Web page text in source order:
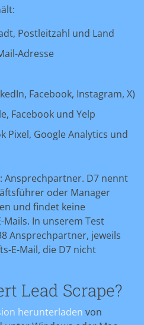
Postleitzahl und Land
Adresse
Facebook, Instagram, X)
Facebook und Yelp
Pixel, Google Analytics und
Ansprechpartner. D7 nennt
oder Manager
und findet keine
In unserem Test
Ansprechpartner, jeweils
E-Mail, die D7 nicht
Lead Scrape?
herunterladen von